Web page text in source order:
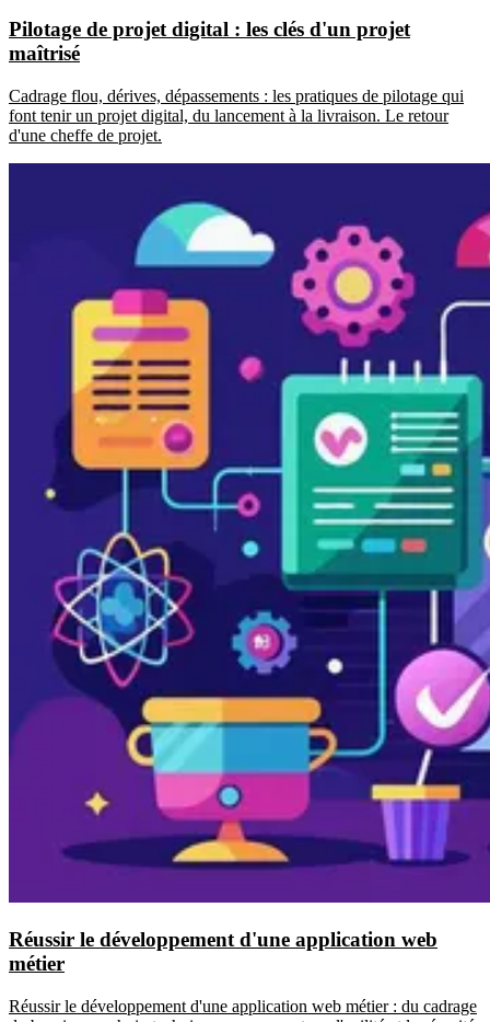
Pilotage de projet digital : les clés d'un projet
maîtrisé
Cadrage flou, dérives, dépassements : les pratiques de pilotage qui
font tenir un projet digital, du lancement à la livraison. Le retour
d'une cheffe de projet.
Réussir le développement d'une application web
métier
Réussir le développement d'une application web métier : du cadrage